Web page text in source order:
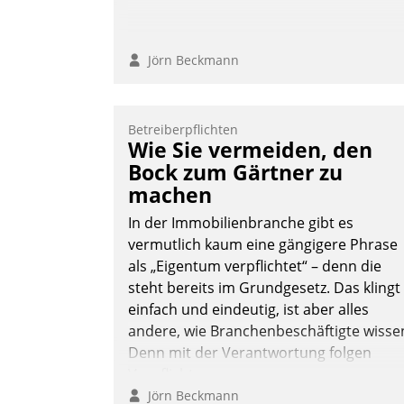
Jörn Beckmann
Betreiberpflichten
Wie Sie vermeiden, den
Bock zum Gärtner zu
machen
In der Immobilienbranche gibt es
vermutlich kaum eine gängigere Phrase
als „Eigentum verpflichtet“ – denn die
steht bereits im Grundgesetz. Das klingt
einfach und eindeutig, ist aber alles
andere, wie Branchenbeschäftigte
Denn mit der Verantwortung folgen
Jörn Beckmann